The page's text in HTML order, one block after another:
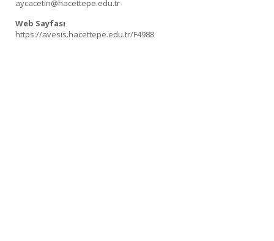
aycacetin@hacettepe.edu.tr
Web Sayfası
https://avesis.hacettepe.edu.tr/F4988